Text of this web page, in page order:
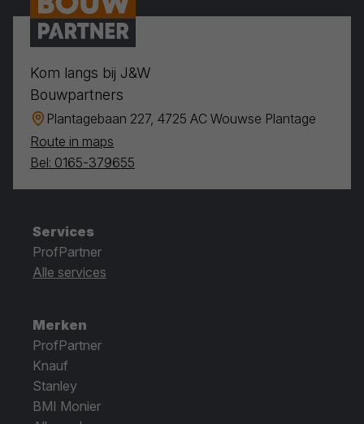
Kom langs bij J&W
Bouwpartners
Plantagebaan 227, 4725 AC Wouwse Plantage
Route in maps
Bel: 0165-379655
Services
ProfPartner
Alle services
Merken
ProfPartner
Knauf
Stanley
BMI Monier